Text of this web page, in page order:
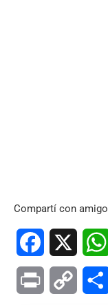
Compartí con
Facebook
Print Copy